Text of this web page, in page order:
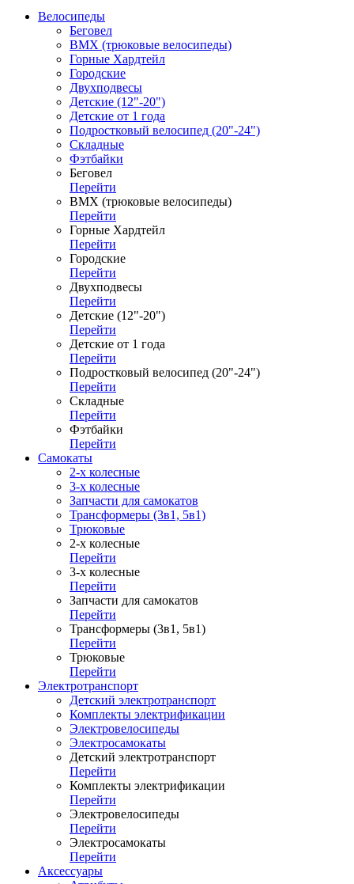
Велосипеды
Беговел
ВМХ (трюковые велосипеды)
Горные Хардтейл
Городские
Двухподвесы
Детские (12"-20")
Детские от 1 года
Подростковый велосипед (20"-24")
Складные
Фэтбайки
Беговел
Перейти
ВМХ (трюковые велосипеды)
Перейти
Горные Хардтейл
Перейти
Городские
Перейти
Двухподвесы
Перейти
Детские (12"-20")
Перейти
Детские от 1 года
Перейти
Подростковый велосипед (20"-24")
Перейти
Складные
Перейти
Фэтбайки
Перейти
Самокаты
2-х колесные
3-х колесные
Запчасти для самокатов
Трансформеры (3в1, 5в1)
Трюковые
2-х колесные
Перейти
3-х колесные
Перейти
Запчасти для самокатов
Перейти
Трансформеры (3в1, 5в1)
Перейти
Трюковые
Перейти
Электротранспорт
Детский электротранспорт
Комплекты электрификации
Электровелосипеды
Электросамокаты
Детский электротранспорт
Перейти
Комплекты электрификации
Перейти
Электровелосипеды
Перейти
Электросамокаты
Перейти
Аксессуары